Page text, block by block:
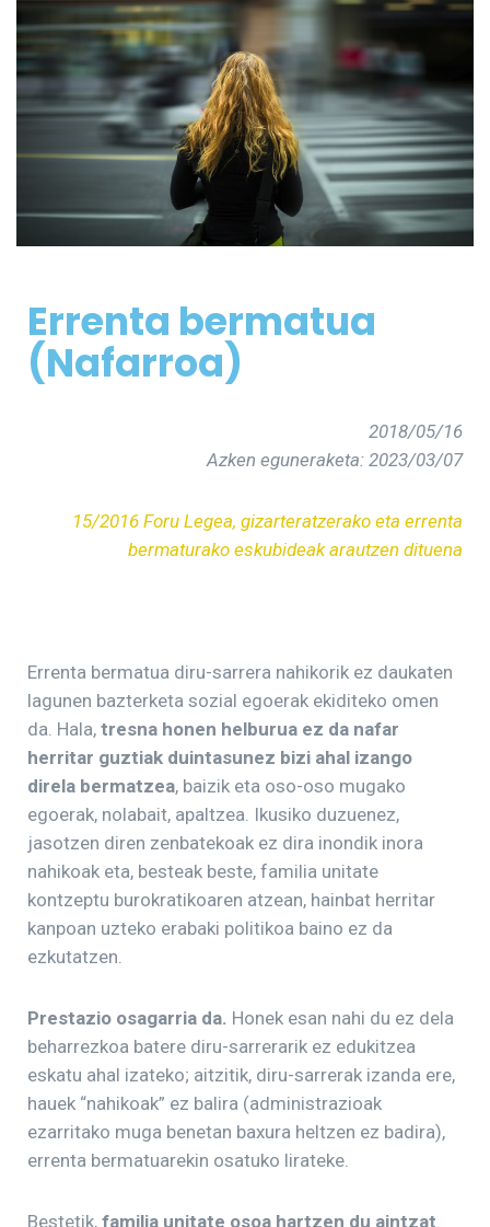
Errenta bermatua
(Nafarroa)
2018/05/16
Azken eguneraketa: 2023/03/07
15/2016 Foru Legea, gizarteratzerako eta errenta
bermaturako eskubideak arautzen dituena
Errenta bermatua diru-sarrera nahikorik ez daukaten
lagunen bazterketa sozial egoerak ekiditeko omen
da. Hala, tresna honen helburua ez da nafar
herritar guztiak duintasunez bizi ahal izango
direla bermatzea, baizik eta oso-oso mugako
egoerak, nolabait, apaltzea. Ikusiko duzuenez,
jasotzen diren zenbatekoak ez dira inondik inora
nahikoak eta, besteak beste, familia unitate
kontzeptu burokratikoaren atzean, hainbat herritar
kanpoan uzteko erabaki politikoa baino ez da
ezkutatzen.
Prestazio osagarria da. Honek esan nahi du ez dela
beharrezkoa batere diru-sarrerarik ez edukitzea
eskatu ahal izateko; aitzitik, diru-sarrerak izanda ere,
hauek “nahikoak” ez balira (administrazioak
ezarritako muga benetan baxura heltzen ez badira),
errenta bermatuarekin osatuko lirateke.
Bestetik, familia unitate osoa hartzen du aintzat